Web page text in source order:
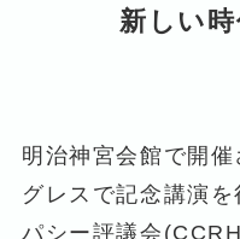
新しい
明治神宮会館で開
グレスで記念講演
パシー評議会